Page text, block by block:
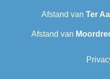
Afstand van Ter
Afstand van